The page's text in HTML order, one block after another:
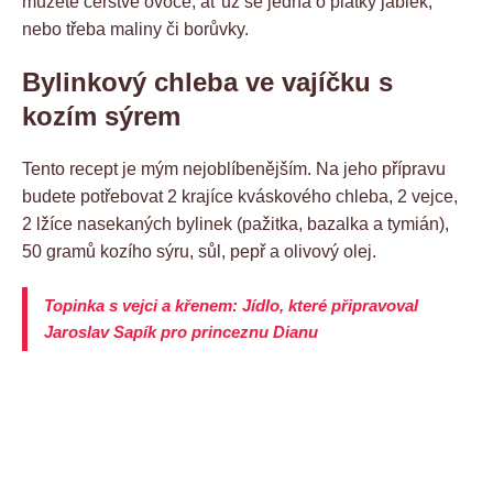
nebo třeba maliny či borůvky.
Bylinkový chleba ve vajíčku s
kozím sýrem
Tento recept je mým nejoblíbenějším. Na jeho přípravu
budete potřebovat 2 krajíce kváskového chleba, 2 vejce,
2 lžíce nasekaných bylinek (pažitka, bazalka a tymián),
50 gramů kozího sýru, sůl, pepř a olivový olej.
Topinka s vejci a křenem: Jídlo, které připravoval
Jaroslav Sapík pro princeznu Dianu